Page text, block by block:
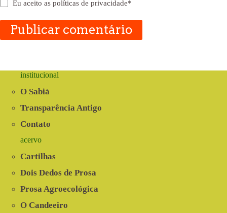
Eu aceito aspolíticas de privacidade*
Publicar comentário
institucional
O Sabiá
Transparência Antigo
Contato
acervo
Cartilhas
Dois Dedos de Prosa
Prosa Agroecológica
O Candeeiro